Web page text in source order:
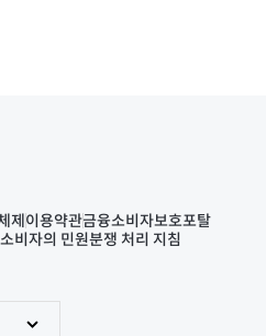
제 이용약관금융소비자보호포탈
비자의 민원분쟁 처리 지침